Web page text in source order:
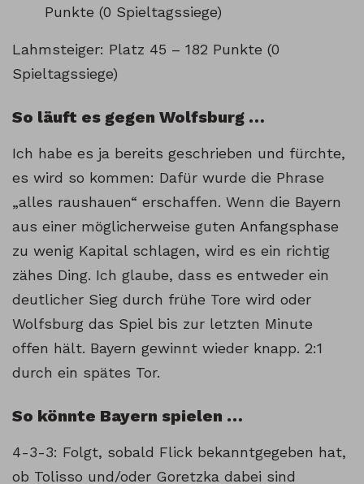
Punkte (0 Spieltagssiege)
Lahmsteiger: Platz 45 – 182 Punkte (0
Spieltagssiege)
So läuft es gegen Wolfsburg …
Ich habe es ja bereits geschrieben und fürchte,
es wird so kommen: Dafür wurde die Phrase
„alles raushauen“ erschaffen. Wenn die Bayern
aus einer möglicherweise guten Anfangsphase
zu wenig Kapital schlagen, wird es ein richtig
zähes Ding. Ich glaube, dass es entweder ein
deutlicher Sieg durch frühe Tore wird oder
Wolfsburg das Spiel bis zur letzten Minute
offen hält. Bayern gewinnt wieder knapp. 2:1
durch ein spätes Tor.
So könnte Bayern spielen …
4-3-3: Folgt, sobald Flick bekanntgegeben hat,
ob Tolisso und/oder Goretzka dabei sind